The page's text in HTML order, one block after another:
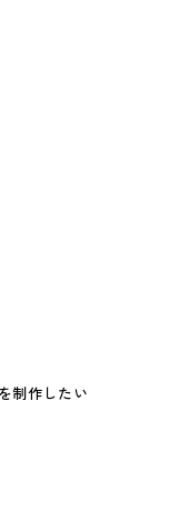
制作したい